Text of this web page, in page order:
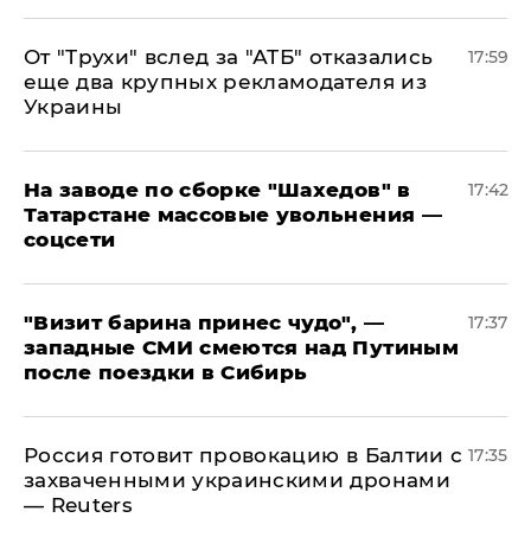
От "Трухи" вслед за "АТБ" отказались
еще два крупных рекламодателя из
Украины
17:59
На заводе по сборке "Шахедов" в
Татарстане массовые увольнения —
соцсети
17:42
"Визит барина принес чудо", —
западные СМИ смеются над Путиным
после поездки в Сибирь
17:37
​Россия готовит провокацию в Балтии с
захваченными украинскими дронами
— Reuters
17:35